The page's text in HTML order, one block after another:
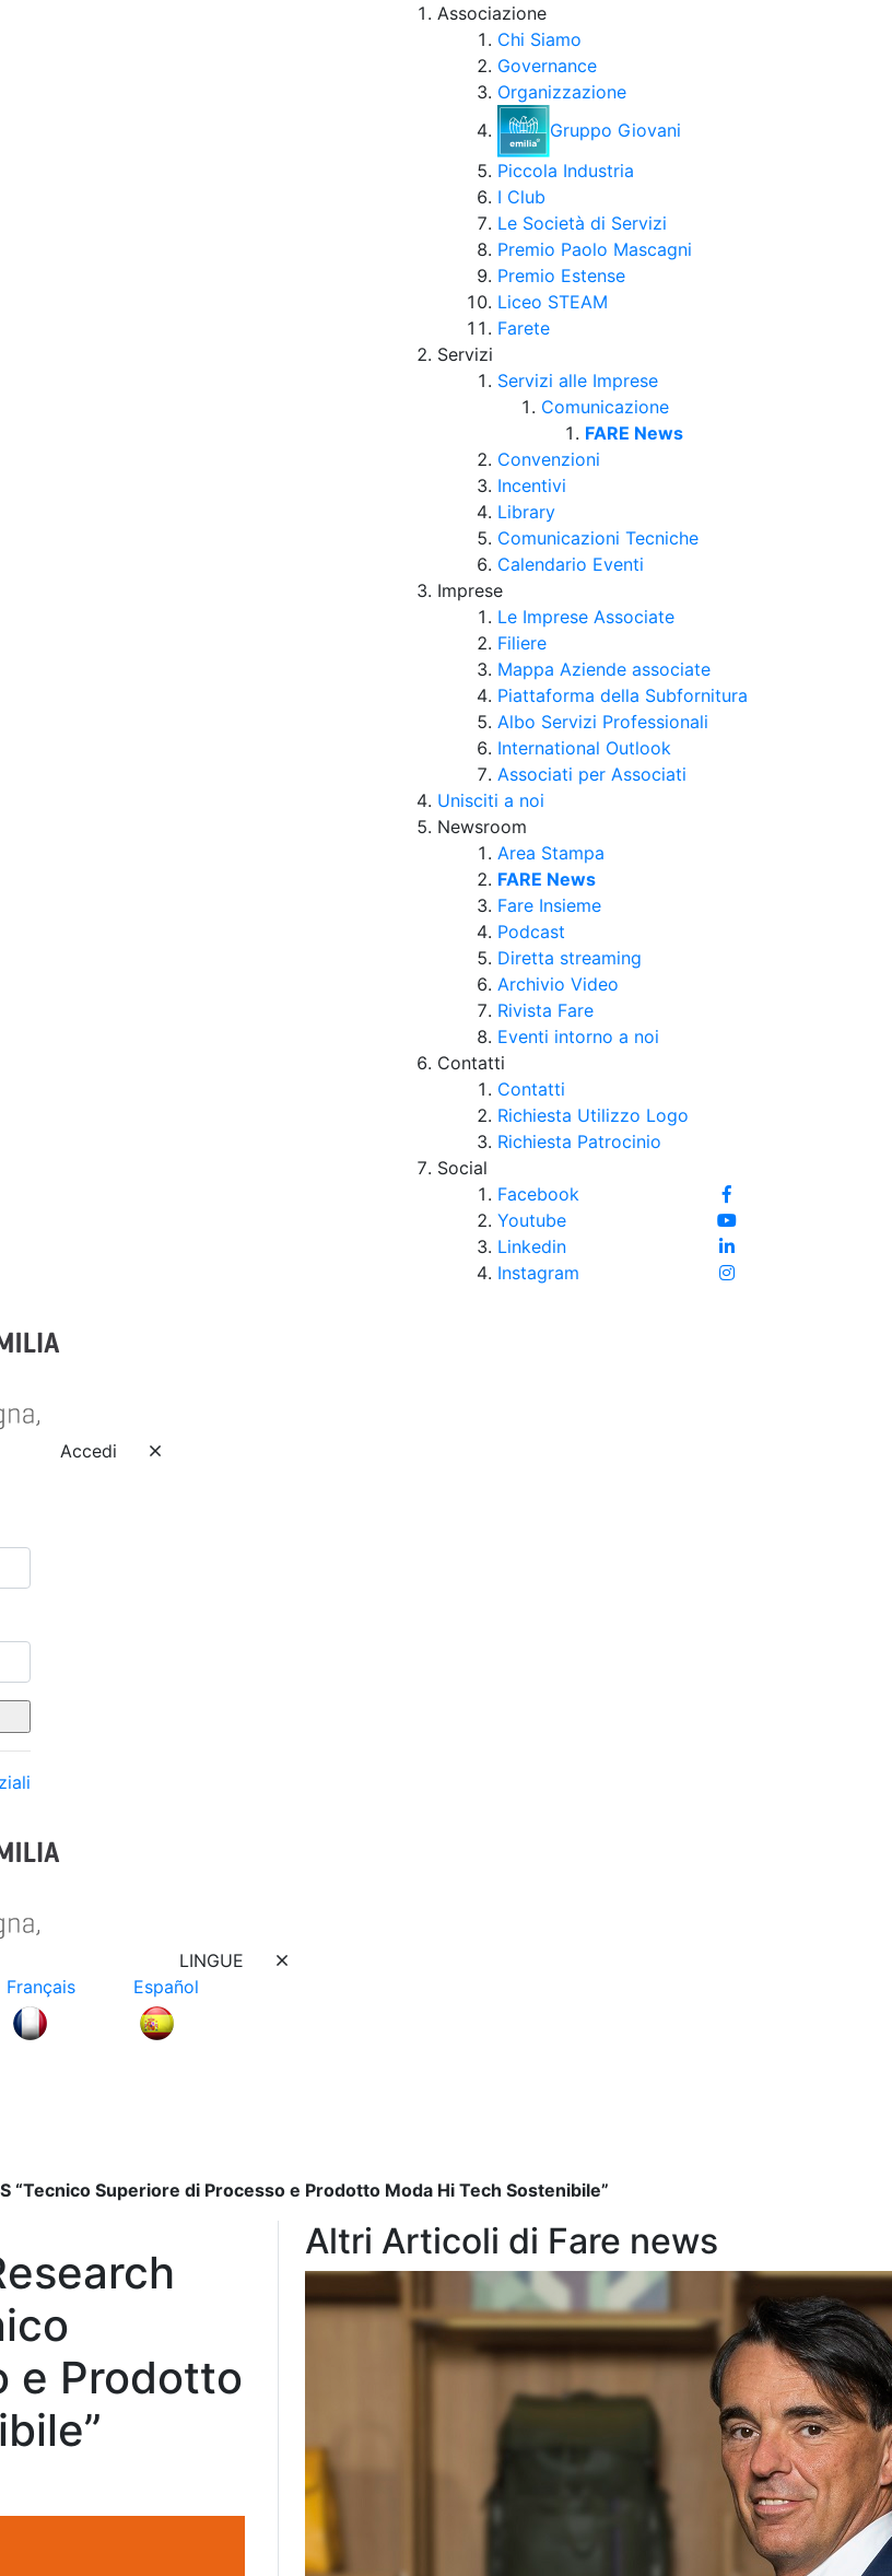
Associazione
Chi Siamo
Governance
Organizzazione
Gruppo Giovani
Piccola Industria
I Club
Le Società di Servizi
Premio Paolo Mascagni
Premio Estense
Liceo STEAM
Farete
Servizi
Servizi alle Imprese
Comunicazione
FARE News
Convenzioni
Incentivi
Library
Comunicazioni Tecniche
Calendario Eventi
Imprese
Le Imprese Associate
Filiere
Mappa Aziende associate
Piattaforma della Subfornitura
Albo Servizi Professionali
International Outlook
Associati per Associati
Unisciti a noi
Newsroom
Area Stampa
FARE News
Fare Insieme
Podcast
Diretta streaming
Archivio Video
Rivista Fare
Eventi intorno a noi
Contatti
Contatti
Richiesta Utilizzo Logo
Richiesta Patrocinio
Social
Facebook
Youtube
Linkedin
Instagram
Accedi
LINGUE
Français Español
“Tecnico Superiore di Processo e Prodotto Moda Hi Tech Sostenibile”
e Prodotto
Altri Articoli di Fare news